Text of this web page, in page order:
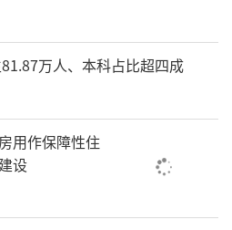
万人、本科占比超四成
用作保障性住
设